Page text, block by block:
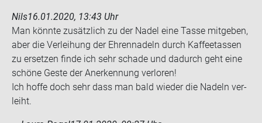
Nils16.01.2020, 13:43 Uhr
Man könn­te zu­sätz­lich zu der Nadel eine Tasse mit­ge­ben,
aber die Ver­lei­hung der Eh­ren­na­deln durch Kaf­fee­tas­sen
zu er­set­zen finde ich sehr scha­de und da­durch geht eine
schö­ne Geste der An­er­ken­nung ver­lo­ren!
Ich hoffe doch sehr dass man bald wie­der die Na­deln ver­
leiht.